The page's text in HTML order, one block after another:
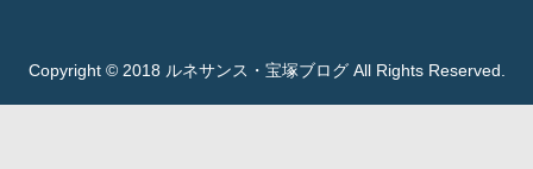
Copyright © 2018 ルネサンス・宝塚ブログ All Rights Reserved.